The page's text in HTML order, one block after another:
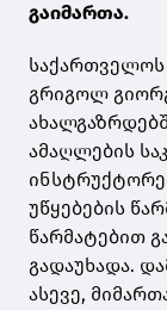
გაიმართა.
საქართველოს
გრიგოლ
ამაღლების
უწყებების
წარმატებით
გადაუხადა.
ასევე,